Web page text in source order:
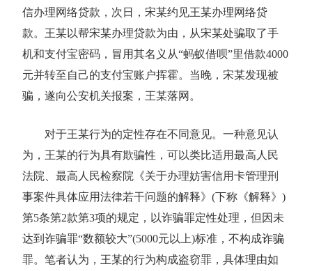
信办理网络贷款，次日，宋某约见王某办理网络贷
款。王某以帮宋某办理贷款为由，从宋某处骗取了手
机和支付宝密码，冒用其名义从“蚂蚁借呗”里借款4000
元并转至自己的支付宝账户挥霍。当晚，宋某发现被
骗，遂向公安机关报案，王某落网。
对于王某行为的定性存在不同意见。一种意见认
为，王某的行为具有欺骗性，可以类比适用最高人民
法院、最高人民检察院《关于办理妨害信用卡管理刑
事案件具体应用法律若干问题的解释》(下称《解释》)
第5条第2款第3项的规定，以诈骗罪定性处理，但因未
达到诈骗罪“数额较大”(5000元以上)标准，不构成诈骗
罪。笔者认为，王某的行为构成盗窃罪，具体理由如